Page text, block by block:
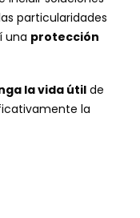
particularidades
una protección
la vida útil de
la